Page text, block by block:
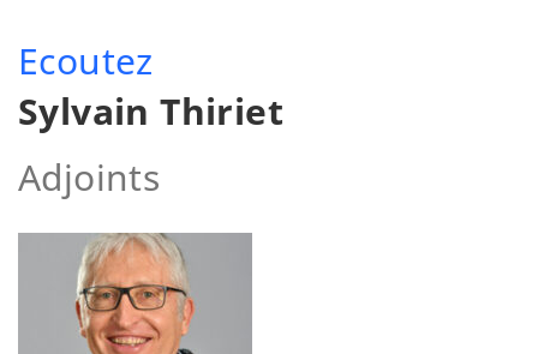
Ecoutez
Sylvain Thiriet
Adjoints